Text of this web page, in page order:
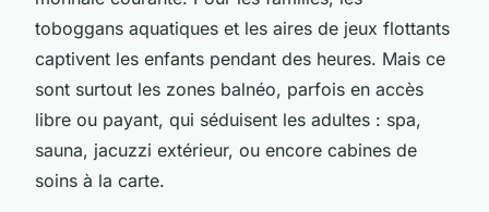
toboggans aquatiques et les aires de jeux flottants
captivent les enfants pendant des heures. Mais ce
sont surtout les zones balnéo, parfois en accès
libre ou payant, qui séduisent les adultes : spa,
sauna, jacuzzi extérieur, ou encore cabines de
soins à la carte.